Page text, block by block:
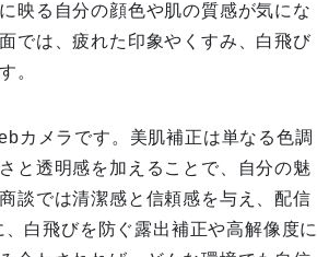
映る自分の顔色や肌の質感が気にな
では、疲れた印象やくすみ、白飛び
。
カメラです。美肌補正は単なる色調
と透明感を加えることで、自分の魅
談では清潔感と信頼感を与え、配信
白飛びを防ぐ露出補正や高解像度に